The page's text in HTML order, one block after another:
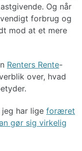
Og når
forbrug og
mod at et mere
Renters Rente-
over, hvad
har lige foræret
gør sig virkelig